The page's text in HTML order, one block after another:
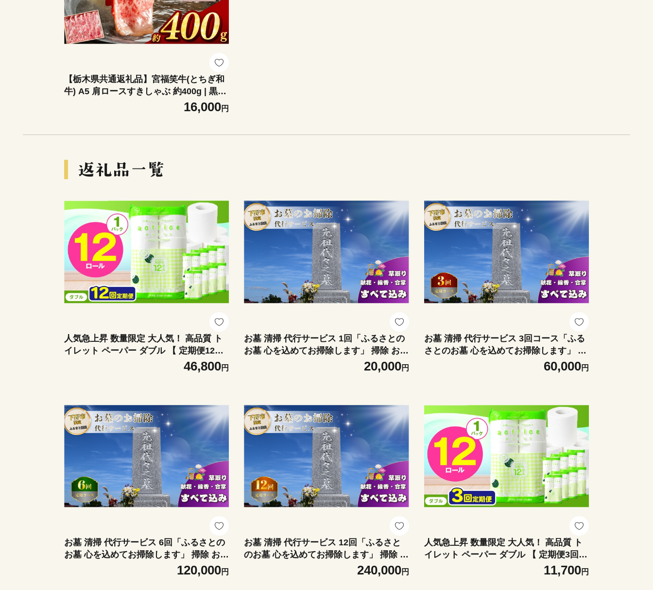
【栃木県共通返礼品】宮福笑牛(とちぎ和
牛) A5 肩ロースすきしゃぶ 約400g | 黒毛
和牛 牛肉 焼肉 とろける 霜降り 赤身 切り
落とし ふるさと 納税 イチオシ おすすめ
16,000円
人気急上昇 数量限定 大人気！ 高品質 ト
イレット ペーパー ダブル 【 定期便12回
46,800円
お墓 清掃 代行サービス 1回「ふるさとの
お墓 心を込めてお掃除します」 掃除 お掃
除 代行 栃木県 しもつけ市 下野市20,000円
お墓 清掃 代行サービス 3回コース「ふる
さとのお墓 心を込めてお掃除します」 掃
除 お掃除 代行 栃木県 しもつけ市 下野市
60,000円
お墓 清掃 代行サービス 6回「ふるさとの
お墓 心を込めてお掃除します」 掃除 お掃
除 代行 栃木県 しもつけ市 下野市120,000円
お墓 清掃 代行サービス 12回「ふるさと
のお墓 心を込めてお掃除します」 掃除 お
掃除 代行 栃木県 しもつけ市 下野市
240,000円
人気急上昇 数量限定 大人気！ 高品質 ト
イレット ペーパー ダブル 【 定期便3回
11,700円